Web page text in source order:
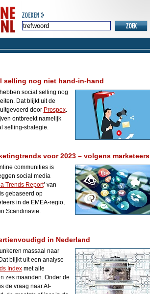
selling nog niet hand-in-hand
social selling nog
Dat blijkt uit de
door Prospex.
ontbreekt namelijk
selling-strategie.
voor 2023 – volgens marketeers
communities is
social media
Trends Report’ van
gebaseerd op
in de EMEA-regio,
Scandinavië.
in Nederland
massaal naar
blijkt uit een analyse
Indexmet alle
zes maanden. Onder de
de vraag naar AI-